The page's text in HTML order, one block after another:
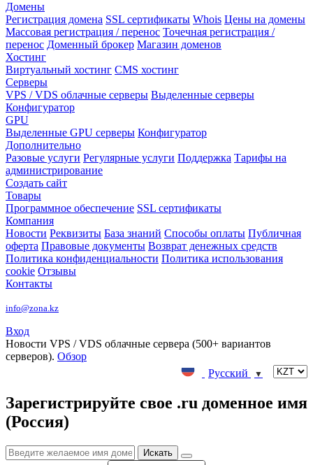
Домены
Регистрация домена SSL сертификаты Whois Цены на домены
Массовая регистрация / перенос Точечная регистрация /
перенос Доменный брокер Магазин доменов
Хостинг
Виртуальный хостинг CMS хостинг
Серверы
VPS / VDS облачные серверы Выделенные серверы
Конфигуратор
GPU
Выделенные GPU серверы Конфигуратор
Дополнительно
Разовые услуги Регулярные услуги Поддержка Тарифы на
администрирование
Создать сайт
Товары
Программное обеспечение SSL сертификаты
Компания
Новости Реквизиты База знаний Способы оплаты Публичная
оферта Правовые документы Возврат денежных средств
Политика конфиденциальности Политика использования
cookie Отзывы
Контакты
info@zona.kz
Вход
Новости VPS / VDS облачные сервера (500+ вариантов
серверов). Обзор
Русский
▼
Зарегистрируйте свое .ru доменное имя
(Россия)